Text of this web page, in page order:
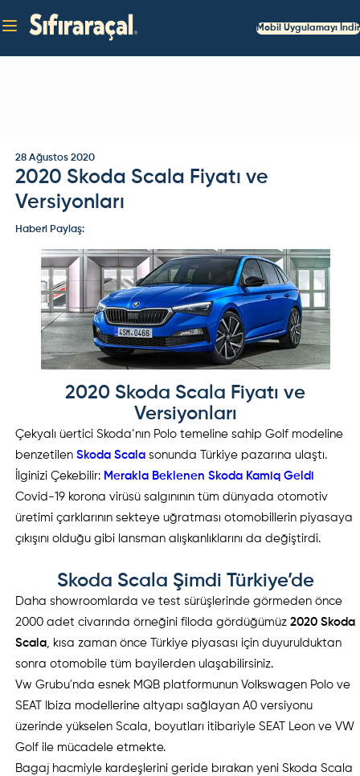
Mobil Uygulamayı İndir
28 Ağustos 2020
2020 Skoda Scala Fiyatı ve
Versiyonları
Haberi Paylaş:
2020 Skoda Scala Fiyatı ve
Versiyonları
Çekyalı üertici Skoda’nın Polo temeline sahip Golf modeline
benzetilenSkoda Scala sonunda Türkiye pazarına ulaştı.
İlginizi Çekebilir: Merakla Beklenen Skoda Kamiq Geldi
Covid-19 korona virüsü salgınının tüm dünyada otomotiv
üretimi çarklarının sekteye uğratması otomobillerin piyasaya
çıkışını olduğu gibi lansman alışkanlıklarını da değiştirdi.
Skoda Scala Şimdi Türkiye’de
Daha showroomlarda ve test sürüşlerinde görmeden önce
2000 adet civarında örneğini filoda gördüğümüz2020 Skoda
Scala, kısa zaman önce Türkiye piyasası için duyurulduktan
sonra otomobile tüm bayilerden ulaşabilirsiniz.
Vw Grubu'nda esnek MQB platformunun Volkswagen Polo ve
SEAT Ibiza modellerine altyapı sağlayan A0 versiyonu
üzerinde yükselen Scala, boyutları itibariyle SEAT Leon ve VW
Golf ile mücadele etmekte.
Bagaj hacmiyle kardeşlerini geride bırakan yeni Skoda Scala